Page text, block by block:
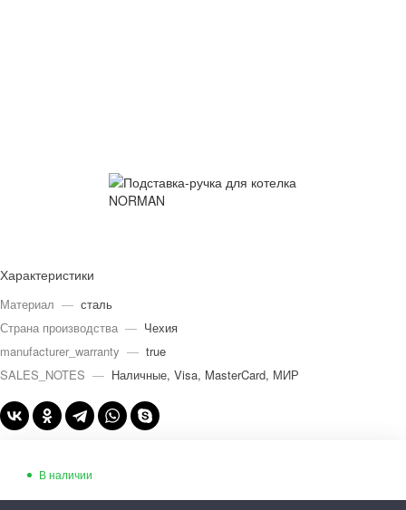
Характеристики
Материал — сталь
Страна производства — Чехия
manufacturer_warranty — true
SALES_NOTES — Наличные, Visa, MasterCard, МИР
В наличии